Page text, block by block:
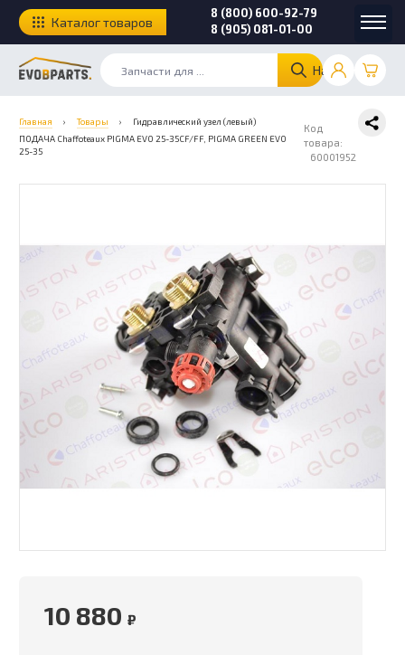
Найти
8 (800) 600-92-79
8 (905) 081-01-00
Каталог товаров
Главная › Товары ›
Гидравлический узел (левый)
ПОДАЧА Chaffoteaux PIGMA EVO 25-35CF/FF, PIGMA GREEN EVO
25-35
Код
товара:
60001952
10 880 ₽